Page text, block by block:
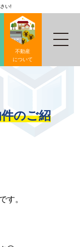
い!
不動産
について
のご紹
す。